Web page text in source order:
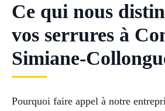
Ce qui nous
vos serrures à
Simiane-
Pourquoi faire appel à notre